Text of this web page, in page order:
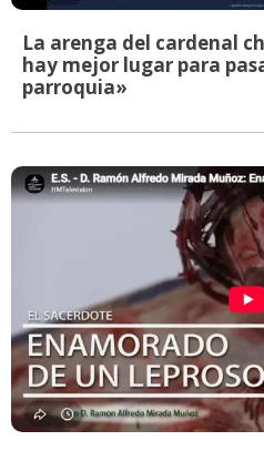
La arenga del cardenal
hay mejor lugar para
parroquia»